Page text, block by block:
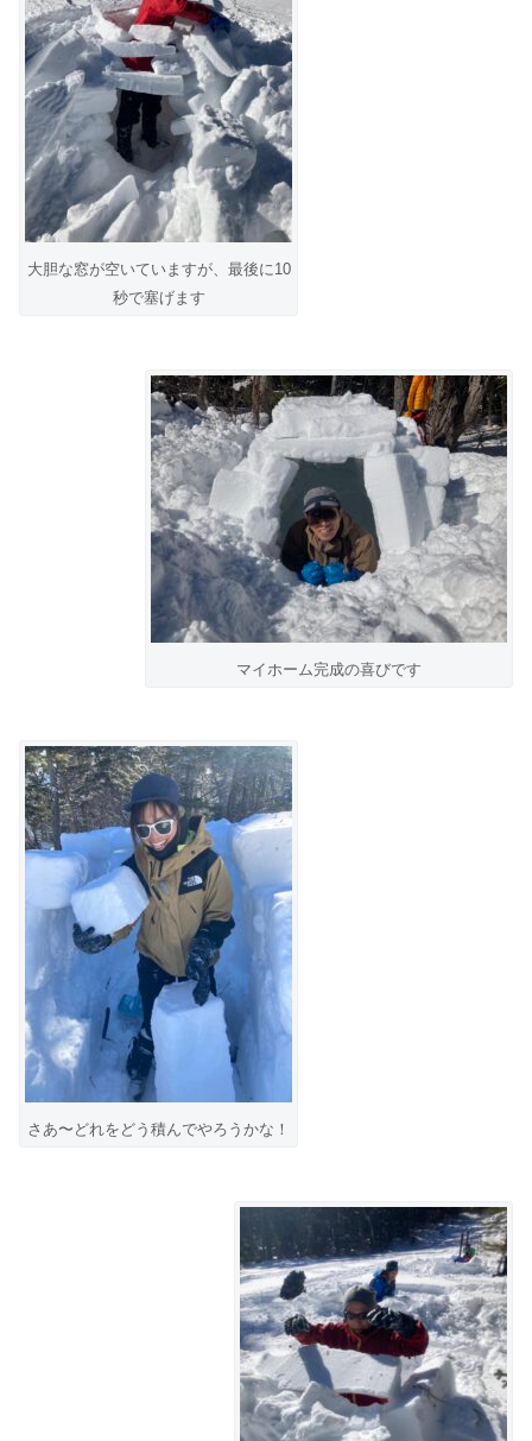
大胆な窓が空いていますが、最後に10
秒で塞げます
マイホーム完成の喜びです
さあ〜どれをどう積んでやろうかな！